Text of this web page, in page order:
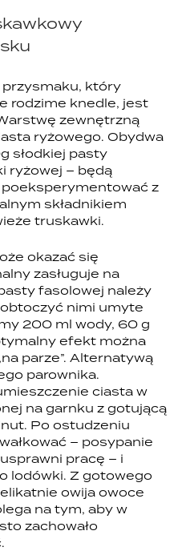
przysmaku, który
rodzime knedle, jest
zewnętrzną
ryżowego. Obydwa
słodkiej pasty
ryżowej – będą
z
składnikiem
truskawki.
okazać się
zasługuje na
fasolowej należy
nimi umyte
200 ml wody, 60 g
efekt można
parze”. Alternatywą
parownika.
ciasta w
na garnku z gotującą
Po ostudzeniu
– posypanie
pracę – i
lodówki. Z gotowego
owija owoce
na tym, aby w
zachowało